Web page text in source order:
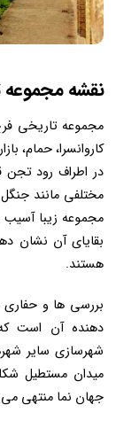
نقشه مجموعه
مجموعه تاریخی
کاروانسرا، حمام،
در اطراف رود تجن
مختلفی مانند
مجموعه زیبا
بقایای آن نشان
هستند.
بررسی ها و
دهنده آن است
شهرسازی سایر
میدان مستطیل
جهان نما منتهی